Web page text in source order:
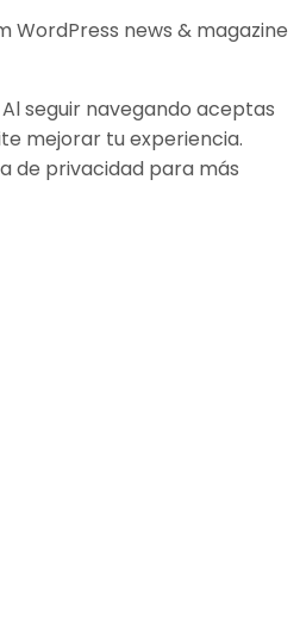
WordPress news & magazine
seguir navegando aceptas
mejorar tu experiencia.
de privacidad para más